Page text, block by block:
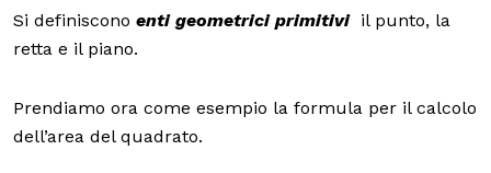
Si definiscono enti geometrici primitiviil punto, la
retta e il piano.
Prendiamo ora come esempio la formula per il calcolo
dell’area del quadrato.